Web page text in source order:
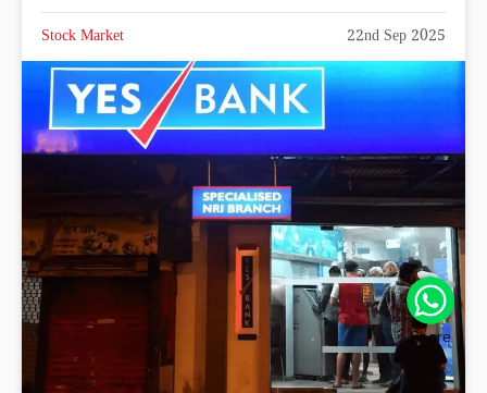
Stock Market 22nd Sep 2025
Share